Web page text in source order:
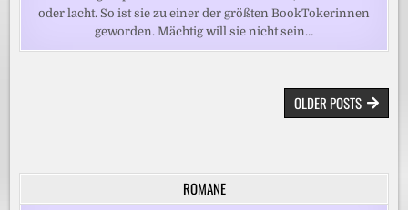
oder lacht. So ist sie zu einer der größten BookTokerinnen
geworden. Mächtig will sie nicht sein…
BEITRAGSNAVIGATIONOLDER POSTS
ROMANE